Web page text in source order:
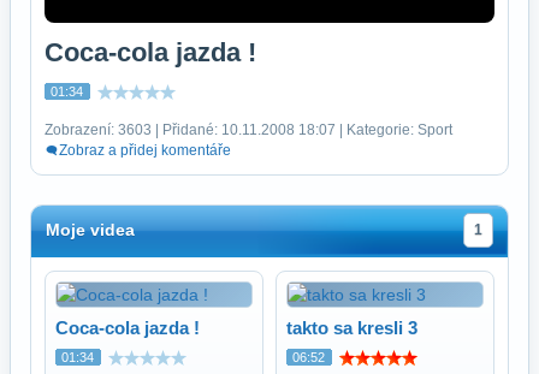
Coca-cola jazda !
01:34
Zobrazení: 3603 | Přidané: 10.11.2008 18:07 | Kategorie: Sport
Zobraz a přidej komentáře
Moje videa 1
Coca-cola jazda !
01:34
takto sa kresli 3
06:52